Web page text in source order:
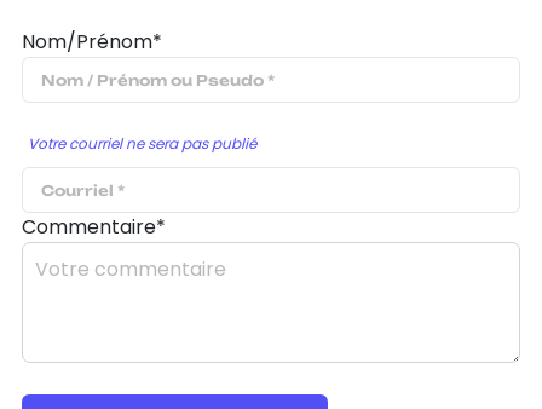
Nom/Prénom*
Votre courriel ne sera pas publié
Commentaire*